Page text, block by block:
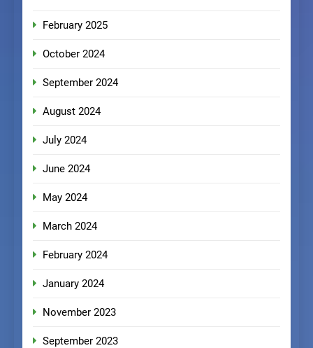
February 2025
October 2024
September 2024
August 2024
July 2024
June 2024
May 2024
March 2024
February 2024
January 2024
November 2023
September 2023